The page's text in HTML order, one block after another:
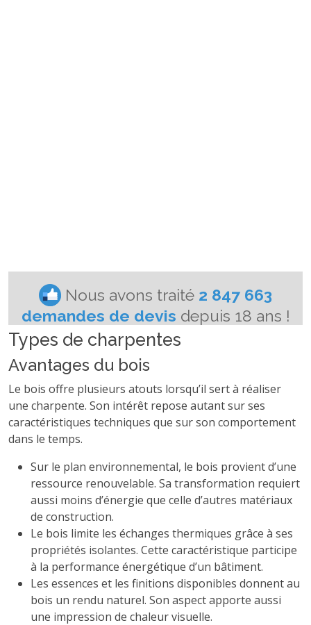
Types de charpentes
Avantages du bois
Le bois offre plusieurs atouts lorsqu’il sert à réaliser
une charpente. Son intérêt repose autant sur ses
caractéristiques techniques que sur son comportement
dans le temps.
Sur le plan environnemental, le bois provient d’une
ressource renouvelable. Sa transformation requiert
aussi moins d’énergie que celle d’autres matériaux
de construction.
Le bois limite les échanges thermiques grâce à ses
propriétés isolantes. Cette caractéristique participe
à la performance énergétique d’un bâtiment.
Les essences et les finitions disponibles donnent au
bois un rendu naturel. Son aspect apporte aussi
une impression de chaleur visuelle.